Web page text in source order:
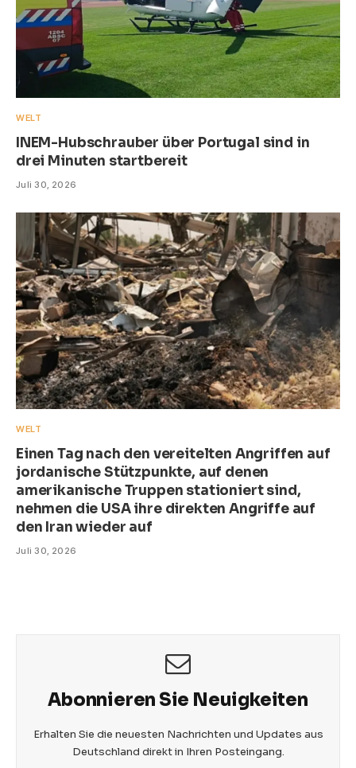
WELT
INEM-Hubschrauber über Portugal sind in
drei Minuten startbereit
Juli 30, 2026
WELT
Einen Tag nach den vereitelten Angriffen auf
jordanische Stützpunkte, auf denen
amerikanische Truppen stationiert sind,
nehmen die USA ihre direkten Angriffe auf
den Iran wieder auf
Juli 30, 2026
Abonnieren Sie Neuigkeiten
Erhalten Sie die neuesten Nachrichten und Updates aus
Deutschland direkt in Ihren Posteingang.